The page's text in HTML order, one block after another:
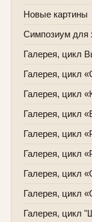
Новые картины
Симпозиум для
Галерея, цикл
Галерея, цикл
Галерея, цикл
Галерея, цикл
Галерея, цикл
Галерея, цикл
Галерея, цикл
Галерея, цикл
Галерея, цикл